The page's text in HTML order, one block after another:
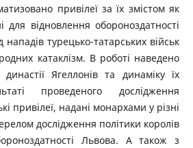
привілеї за їх змістом як
відновлення обороноздатності
нападів турецько-татарських військ
катаклізм. В роботі наведено
Ягеллонів та динаміку їх
проведеного дослідження
привілеї, надані монархами у різні
дослідження політики королів
Львова. А також з